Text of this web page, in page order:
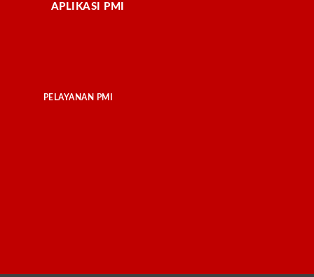
APLIKASI PMI
PELAYANAN PMI